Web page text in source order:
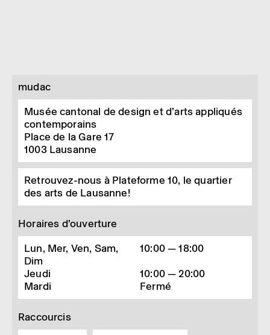
mudac
Musée cantonal de design et d’arts appliqués
contemporains
Place de la Gare 17
1003 Lausanne
Retrouvez-nous à Plateforme 10, le quartier
des arts de Lausanne!
Horaires d’ouverture
Lun, Mer, Ven, Sam,
Dim
10:00 — 18:00
Jeudi
10:00 — 20:00
Mardi
Fermé
Raccourcis